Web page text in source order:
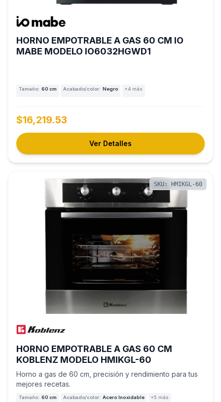
HORNO EMPOTRABLE A GAS 60 CM IO
MABE MODELO IO6032HGWD1
Tamaño: 60 cm Acabado/color: Negro +4 más
$16,219.53
Ver Detalles
SKU: HMIKGL-60
HORNO EMPOTRABLE A GAS 60 CM
KOBLENZ MODELO HMIKGL-60
Horno a gas de 60 cm, precisión y rendimiento para tus
mejores recetas.
Tamaño: 60 cm Acabado/color: Acero Inoxidable +5 más